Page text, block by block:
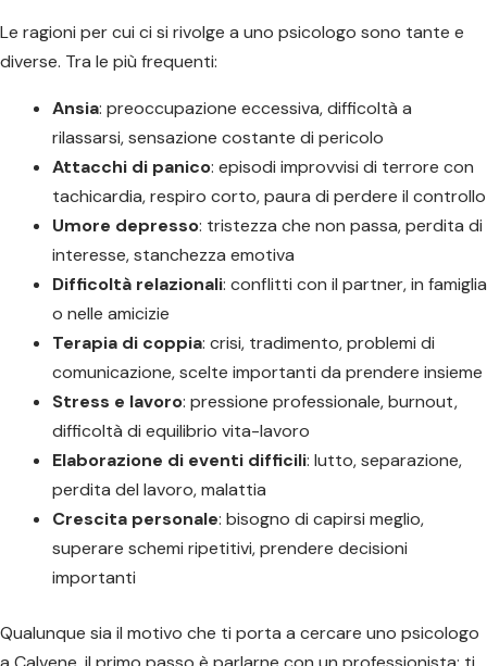
Le ragioni per cui ci si rivolge a uno psicologo sono tante e
diverse. Tra le più frequenti:
Ansia: preoccupazione eccessiva, difficoltà a
rilassarsi, sensazione costante di pericolo
Attacchi di panico: episodi improvvisi di terrore con
tachicardia, respiro corto, paura di perdere il controllo
Umore depresso: tristezza che non passa, perdita di
interesse, stanchezza emotiva
Difficoltà relazionali: conflitti con il partner, in famiglia
o nelle amicizie
Terapia di coppia: crisi, tradimento, problemi di
comunicazione, scelte importanti da prendere insieme
Stress e lavoro: pressione professionale, burnout,
difficoltà di equilibrio vita-lavoro
Elaborazione di eventi difficili: lutto, separazione,
perdita del lavoro, malattia
Crescita personale: bisogno di capirsi meglio,
superare schemi ripetitivi, prendere decisioni
importanti
Qualunque sia il motivo che ti porta a cercare uno psicologo